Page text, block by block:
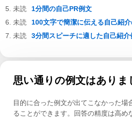
1分間の自己PR例文
100文字で簡潔に伝える自己紹
3分間スピーチに適した自己紹介
思い通りの例文はありま
目的に合った例文が出てこなかった場
ることができます。回答の精度は高め